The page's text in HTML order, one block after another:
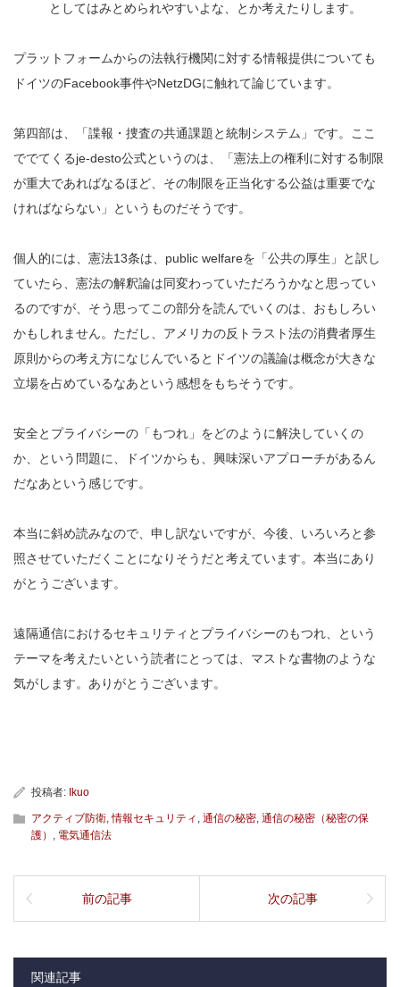
としてはみとめられやすいよな、とか考えたりします。
プラットフォームからの法執行機関に対する情報提供についても
ドイツのFacebook事件やNetzDGに触れて論じています。
第四部は、「諜報・捜査の共通課題と統制システム」です。ここ
ででてくるje-desto公式というのは、「憲法上の権利に対する制限
が重大であればなるほど、その制限を正当化する公益は重要でな
ければならない」というものだそうです。
個人的には、憲法13条は、public welfareを「公共の厚生」と訳し
ていたら、憲法の解釈論は同変わっていただろうかなと思ってい
るのですが、そう思ってこの部分を読んでいくのは、おもしろい
かもしれません。ただし、アメリカの反トラスト法の消費者厚生
原則からの考え方になじんでいるとドイツの議論は概念が大きな
立場を占めているなあという感想をもちそうです。
安全とプライバシーの「もつれ」をどのように解決していくの
か、という問題に、ドイツからも、興味深いアプローチがあるん
だなあという感じです。
本当に斜め読みなので、申し訳ないですが、今後、いろいろと参
照させていただくことになりそうだと考えています。本当にあり
がとうございます。
遠隔通信におけるセキュリティとプライバシーのもつれ、という
テーマを考えたいという読者にとっては、マストな書物のような
気がします。ありがとうございます。
投稿者: Ikuo
アクティブ防衛,情報セキュリティ , 通信の秘密, 通信の秘密（秘密の保
護） , 電気通信法
前の記事 次の記事
関連記事